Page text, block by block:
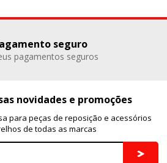
seguro
pagamentos seguros
novidades e promoções
para peças de reposição e acessórios
de todas as marcas